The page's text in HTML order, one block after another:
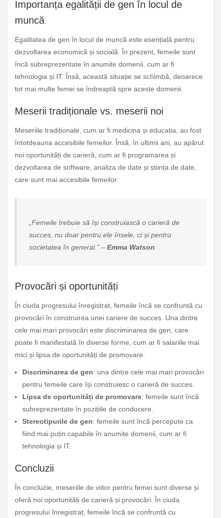
Importanța egalității de gen în locul de
muncă
Egalitatea de gen în locul de muncă este esențială pentru
dezvoltarea economică și socială. În prezent, femeile sunt
încă subreprezentate în anumite domenii, cum ar fi
tehnologia și IT. Însă, această situație se schimbă, deoarece
tot mai multe femei se îndreaptă spre aceste domenii.
Meserii tradiționale vs. meserii noi
Meseriile tradiționale, cum ar fi medicina și educația, au fost
întotdeauna accesibile femeilor. Însă, în ultimii ani, au apărut
noi oportunități de carieră, cum ar fi programarea și
dezvoltarea de software, analiza de date și știința de date,
care sunt mai accesibile femeilor.
„Femeile trebuie să își construiască o carieră de
succes, nu doar pentru ele însele, ci și pentru
societatea în general.” – Emma Watson
Provocări și oportunități
În ciuda progresului înregistrat, femeile încă se confruntă cu
provocări în construirea unei cariere de succes. Una dintre
cele mai mari provocări este discriminarea de gen, care
poate fi manifestată în diverse forme, cum ar fi salariile mai
mici și lipsa de oportunități de promovare.
Discriminarea de gen: una dintre cele mai mari provocări
pentru femeile care își construiesc o carieră de succes.
Lipsa de oportunități de promovare: femeile sunt încă
subreprezentate în pozițiile de conducere.
Stereotipurile de gen: femeile sunt încă percepute ca
fiind mai puțin capabile în anumite domenii, cum ar fi
tehnologia și IT.
Concluzii
În concluzie, meseriile de viitor pentru femei sunt diverse și
oferă noi oportunități de carieră și provocări. În ciuda
progresului înregistrat, femeile încă se confruntă cu